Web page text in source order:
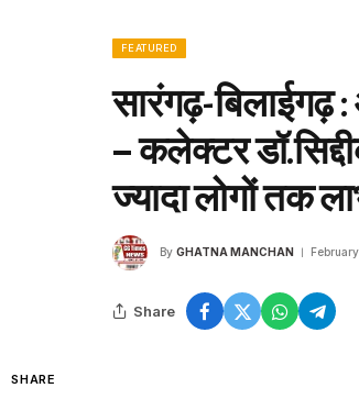
FEATURED
सारंगढ़-बिलाईगढ़
– कलेक्टर
ज्यादा लोगों तक
By GHATNA MANCHAN
Share
SHARE